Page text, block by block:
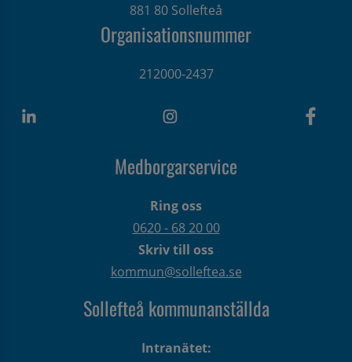
881 80 Sollefteå
Organisationsnummer
212000-2437
Medborgarservice
Ring oss
0620 - 68 20 00
Skriv till oss
kommun@solleftea.se
Sollefteå kommunanställda
Intranätet: